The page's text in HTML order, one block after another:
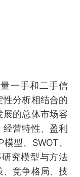
一手和二手信
分析相结合的
的总体市场容
营特性、盈利
型、SWOT、
研究模型与方法
竞争格局、技